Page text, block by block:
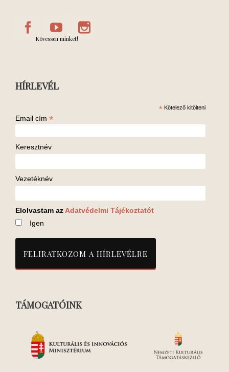
Kövessen minket!
HÍRLEVÉL
* Kötelező kitölteni
Email cím *
Keresztnév
Vezetéknév
Elolvastam az Adatvédelmi Tájékoztatót
Igen
TÁMOGATÓINK